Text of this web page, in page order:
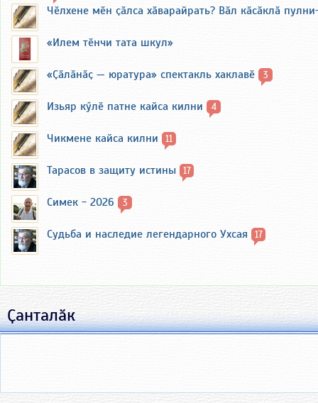
Чӗлхене мӗн ҫӑлса хӑварайрать? Вӑл кӑсӑклӑ
«Илем тӗнчи тата шкул»
«Ҫӑлӑнӑҫ — юратура» спектакль хаклавӗ 3
Изьяр кӳлӗ патне кайса килни 4
Чикмене кайса килни 11
Тарасов в защиту истины 17
Симек - 2026 3
Судьба и наследие легендарного Ухсая 17
Ҫанталӑк